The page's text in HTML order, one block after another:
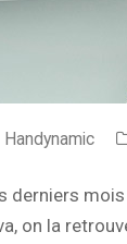
derniers
on la